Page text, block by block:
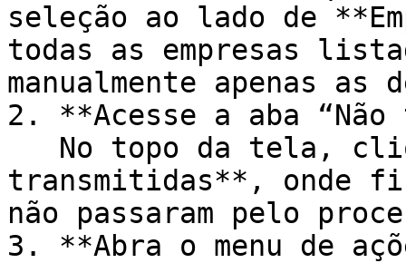
seleção ao lado de
todas as empresas
manualmente apenas as
2. **Acesse a aba
transmitidas**, onde
não passaram pelo
3. **Abra o menu de